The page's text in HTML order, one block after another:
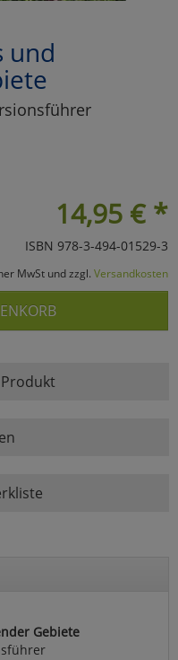
und
14,95 € *
ISBN 978-3-494-01529-3
MwSt und zzgl. Versandkosten
Gebiete
zu Haupptseite